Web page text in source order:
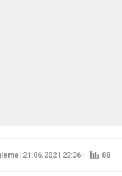
21.06.2021 23:36 88